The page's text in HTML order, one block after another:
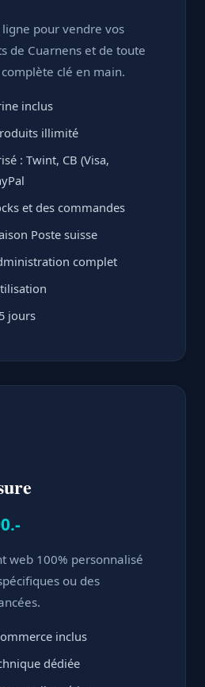
pour vendre vos
de Cuarnens et de toute
clé en main.
inclus
illimité
: Twint, CB (Visa,
et des commandes
Poste suisse
complet
jours
web 100% personnalisé
ou des
inclus
dédiée